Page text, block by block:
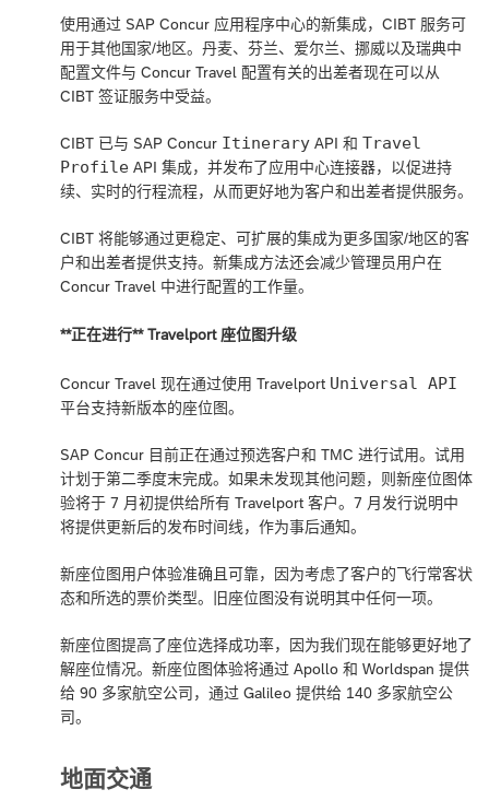
使用通过 SAP Concur 应用程序中心的新集成，CIBT 服务可
用于其他国家/地区。丹麦、芬兰、爱尔兰、挪威以及瑞典中
配置文件与 Concur Travel 配置有关的出差者现在可以从
CIBT 签证服务中受益。
CIBT 已与 SAP Concur Itinerary API 和 Travel
Profile API 集成，并发布了应用中心连接器，以促进持
续、实时的行程流程，从而更好地为客户和出差者提供服务。
CIBT 将能够通过更稳定、可扩展的集成为更多国家/地区的客
户和出差者提供支持。新集成方法还会减少管理员用户在
Concur Travel 中进行配置的工作量。
**正在进行** Travelport 座位图升级
Concur Travel 现在通过使用 Travelport Universal API
平台支持新版本的座位图。
SAP Concur 目前正在通过预选客户和 TMC 进行试用。试用
计划于第二季度末完成。如果未发现其他问题，则新座位图体
验将于 7 月初提供给所有 Travelport 客户。7 月发行说明中
将提供更新后的发布时间线，作为事后通知。
新座位图用户体验准确且可靠，因为考虑了客户的飞行常客状
态和所选的票价类型。旧座位图没有说明其中任何一项。
新座位图提高了座位选择成功率，因为我们现在能够更好地了
解座位情况。新座位图体验将通过 Apollo 和 Worldspan 提供
给 90 多家航空公司，通过 Galileo 提供给 140 多家航空公
司。
地面交通